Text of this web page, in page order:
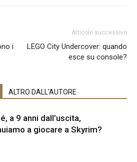
i
Articolo successivo
LEGO City Undercover: quando
esce su console?
ALTRO DALL'AUTORE
a 9 anni dall’uscita,
a giocare a Skyrim?